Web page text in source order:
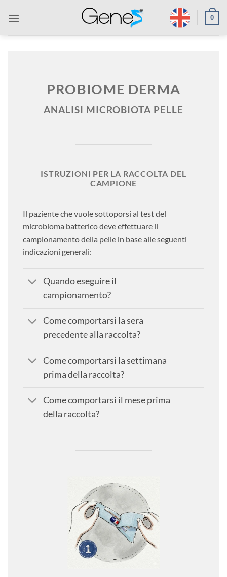
0
PROBIOME DERMA
ANALISI MICROBIOTA PELLE
ISTRUZIONI PER LA RACCOLTA DEL
CAMPIONE
Il paziente che vuole sottoporsi al test del
microbioma batterico deve effettuare il
campionamento della pelle in base alle seguenti
indicazioni generali:
Quando eseguire il
campionamento?
Come comportarsi la sera
precedente alla raccolta?
Come comportarsi la settimana
prima della raccolta?
Come comportarsi il mese prima
della raccolta?